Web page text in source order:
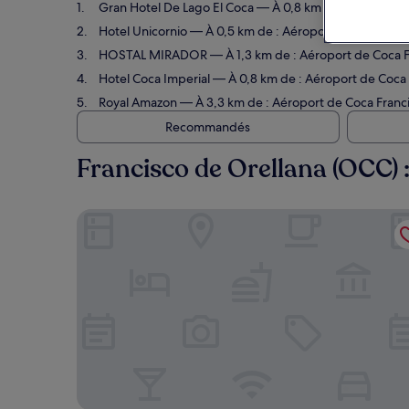
Gran Hotel De Lago El Coca— À 0,8 km de : Aéroport
Hotel Unicornio— À 0,5 km de : Aéroport de Coca
HOSTAL MIRADOR— À 1,3 km de : Aéroport de Coca
Hotel Coca Imperial— À 0,8 km de : Aéroport de Coca
Royal Amazon— À 3,3 km de : Aéroport de Coca
Recommandés
Francisco de Orellana